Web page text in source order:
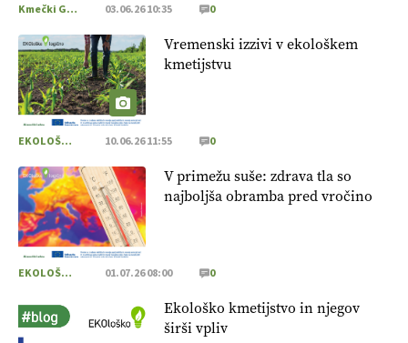
Kmečki Glas 03.06.26 10:35 0
Vremenski izzivi v ekološkem
kmetijstvu
EKOLOŠKO LOGIČNO 10.06.26 11:55 0
V primežu suše: zdrava tla so
najboljša obramba pred vročino
EKOLOŠKO LOGIČNO 01.07.26 08:00 0
Ekološko kmetijstvo in njegov
širši vpliv